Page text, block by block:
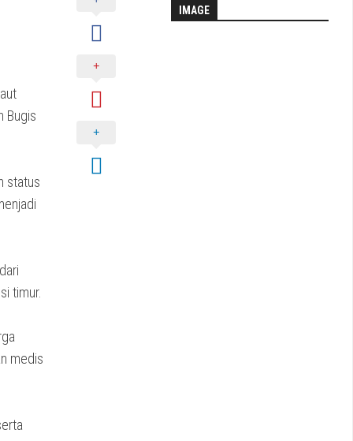
Bugis
status
timur.
medis
IMAGE